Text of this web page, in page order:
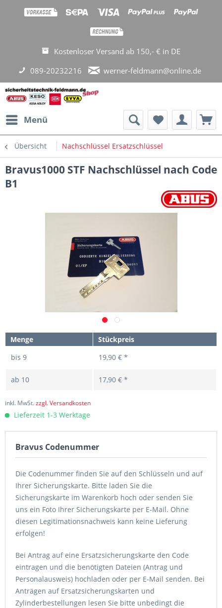
Kostenloser Versand ab 150,- € in DE
089-20232216
werner-feldmann@online.de
Menü
Übersicht Nachschlüssel Ersatzschlüssel
Bravus1000 STF Nachschlüssel nach Code
B1
Menge
Stückpreis
bis 9 19,90 € *
ab 10 17,90 € *
inkl. MwSt.zzgl. Versandkosten
Lieferzeit 1-3 Werktage
Bravus Codenummer
Die Codenummer finden Sie auf den Schlüsseln und auf
Ihrer Sicherungskarte. Bitte laden Sie die
Sicherungskarte im Warenkorb hoch oder senden Sie
uns ein Foto Ihrer Sicherungskarte per E-Mail. Ohne
diesen Legitimationsnachweis kann keine Lieferung
erfolgen!
Bei Antrag auf eine Ersatzsicherungskarte den Code
eintragen und die benötigten Dateien (Antrag und
Personalausweis) hochladen oder per E-Mail senden. Bei
Anträgen auf Ersatzsicherungskarten und
Zylinderbestellungen lesen Sie bitte unbedingt die